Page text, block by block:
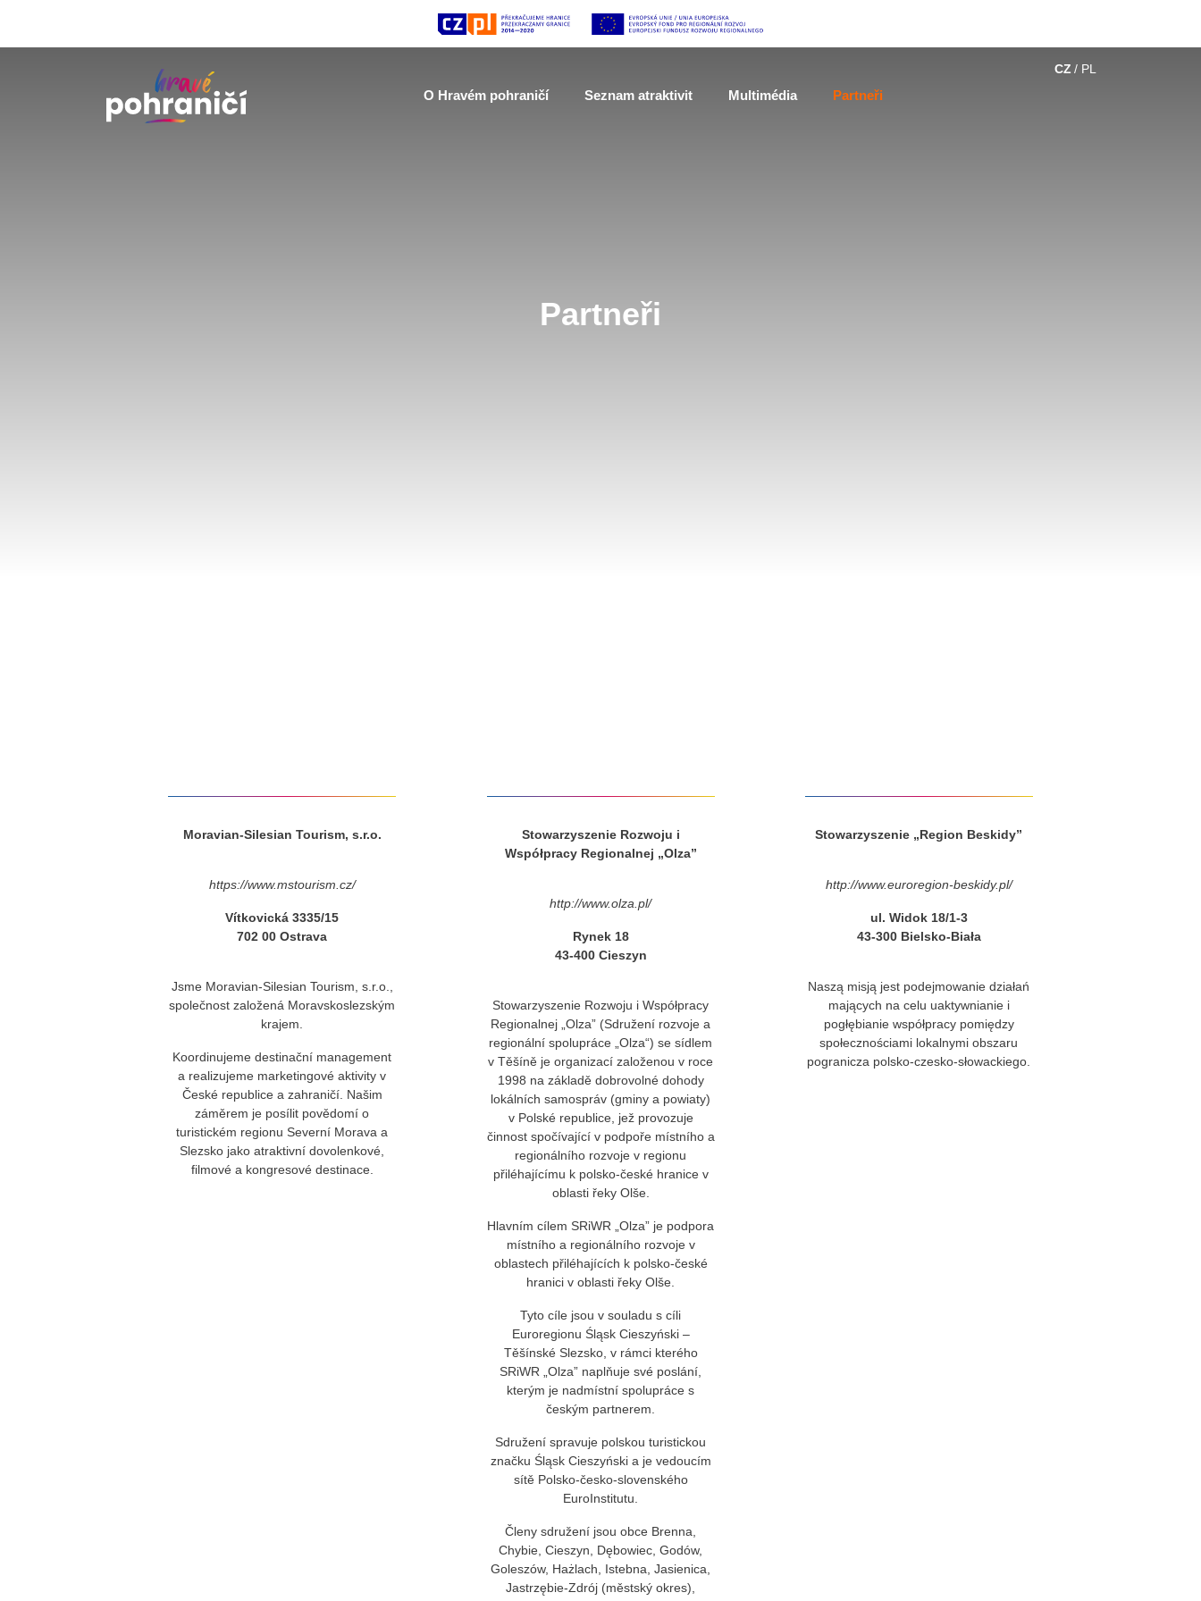
O Hravém pohraničí Seznam atraktivit Multimédia Partneři
CZ PL
Partneři
Moravian-Silesian Tourism, s.r.o.
https://www.mstourism.cz/
Vítkovická 3335/15
702 00 Ostrava
Jsme Moravian-Silesian Tourism, s.r.o.,
společnost založená Moravskoslezským
krajem.
Koordinujeme destinační management
a realizujeme marketingové aktivity v
České republice a zahraničí. Našim
záměrem je posílit povědomí o
turistickém regionu Severní Morava a
Slezsko jako atraktivní dovolenkové,
filmové a kongresové destinace.
Stowarzyszenie Rozwoju i
Współpracy Regionalnej „Olza”
http://www.olza.pl/
Rynek 18
43-400 Cieszyn
Stowarzyszenie Rozwoju i Współpracy
Regionalnej „Olza” (Sdružení rozvoje a
regionální spolupráce „Olza“) se sídlem
v Těšíně je organizací založenou v roce
1998 na základě dobrovolné dohody
lokálních samospráv (gminy a powiaty)
v Polské republice, jež provozuje
činnost spočívající v podpoře místního a
regionálního rozvoje v regionu
přiléhajícímu k polsko-české hranice v
oblasti řeky Olše.
Hlavním cílem SRiWR „Olza” je podpora
místního a regionálního rozvoje v
oblastech přiléhajících k polsko-české
hranici v oblasti řeky Olše.
Tyto cíle jsou v souladu s cíli
Euroregionu Śląsk Cieszyński –
Těšínské Slezsko, v rámci kterého
SRiWR „Olza” naplňuje své poslání,
kterým je nadmístní spolupráce s
českým partnerem.
Sdružení spravuje polskou turistickou
značku Śląsk Cieszyński a je vedoucím
sítě Polsko-česko-slovenského
EuroInstitutu.
Členy sdružení jsou obce Brenna,
Chybie, Cieszyn, Dębowiec, Godów,
Goleszów, Hażlach, Istebna, Jasienica,
Jastrzębie-Zdrój (městský okres),
Stowarzyszenie „Region Beskidy”
http://www.euroregion-beskidy.pl/
ul. Widok 18/1-3
43-300 Bielsko-Biała
Naszą misją jest podejmowanie działań
mających na celu uaktywnianie i
pogłębianie współpracy pomiędzy
społecznościami lokalnymi obszaru
pogranicza polsko-czesko-słowackiego.